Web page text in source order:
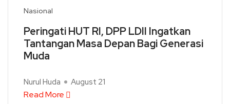
Nasional
Peringati HUT RI, DPP LDII Ingatkan
Tantangan Masa Depan Bagi Generasi
Muda
Nurul Huda August 21
Read More